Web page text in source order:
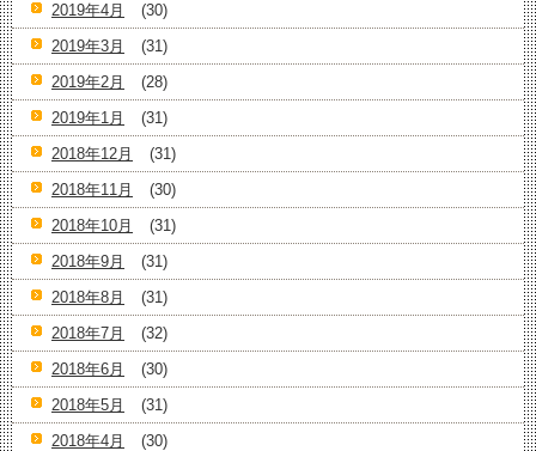
2019年4月
(30)
2019年3月
(31)
2019年2月
(28)
2019年1月
(31)
2018年12月
(31)
2018年11月
(30)
2018年10月
(31)
2018年9月
(31)
2018年8月
(31)
2018年7月
(32)
2018年6月
(30)
2018年5月
(31)
2018年4月
(30)